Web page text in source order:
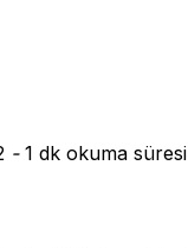
-1 dk okuma süresi